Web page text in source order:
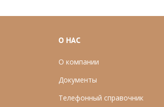
О НАС
О компании
Документы
Телефонный справочник